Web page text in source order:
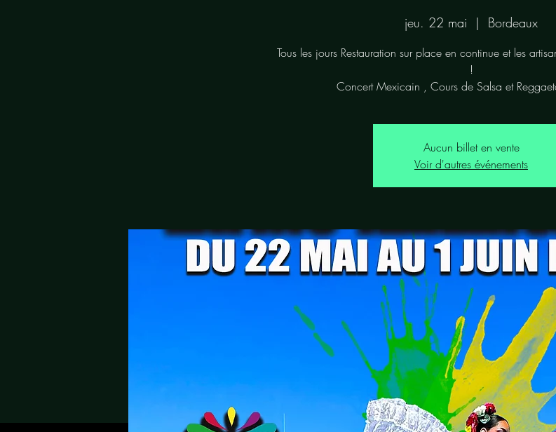
jeu. 22 mai
  |
Bordeaux
Tous les jours Restauration sur place en continue et les
!
Aucun billet en vente
Voir d'autres événements